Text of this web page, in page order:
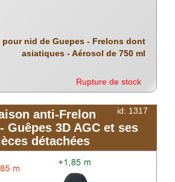
pour nid de Guepes - Frelons dont
asiatiques - Aérosol de 750 ml
Rupture de stock
id: 1317
anti-Frelon
Guêpes 3D AGC et ses
détachées